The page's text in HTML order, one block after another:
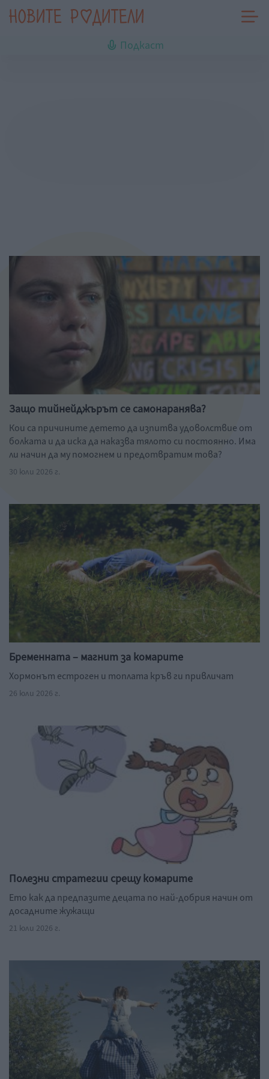
Подкаст
Защо тийнейджърът се самонаранява?
Кои са причините детето да изпитва удоволствие от
болката и да иска да наказва тялото си постоянно. Има
ли начин да му помогнем и предотвратим това?
30 юли 2026 г.
Бременната – магнит за комарите
Хормонът естроген и топлата кръв ги привличат
26 юли 2026 г.
Полезни стратегии срещу комарите
Ето как да предпазите децата по най-добрия начин от
досадните жужащи
21 юли 2026 г.